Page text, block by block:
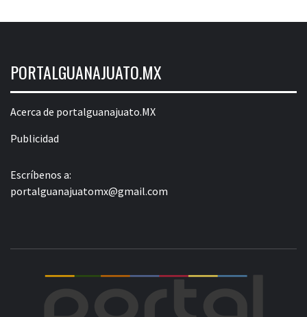
PORTALGUANAJUATO.MX
Acerca de portalguanajuato.MX
Publicidad
Escríbenos a:
portalguanajuatomx@gmail.com